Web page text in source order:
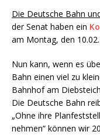
Die Deutsche Bahn
der Senat haben ein
am Montag, den
Nun kann, wenn es
Bahn einen viel zu
Bahnhof am
Die Deutsche Bahn
„Ohne ihre
nehmen“ können wir